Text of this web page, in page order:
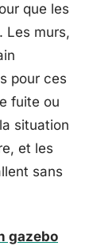
que les
Les murs,
pour ces
fuite ou
situation
et les
sans
gazebo